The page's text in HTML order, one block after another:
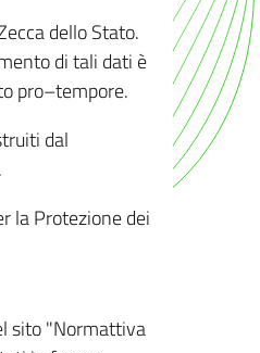
dello Stato.
di tali dati è
pro–tempore.
dal
la Protezione dei
sito "Normattiva